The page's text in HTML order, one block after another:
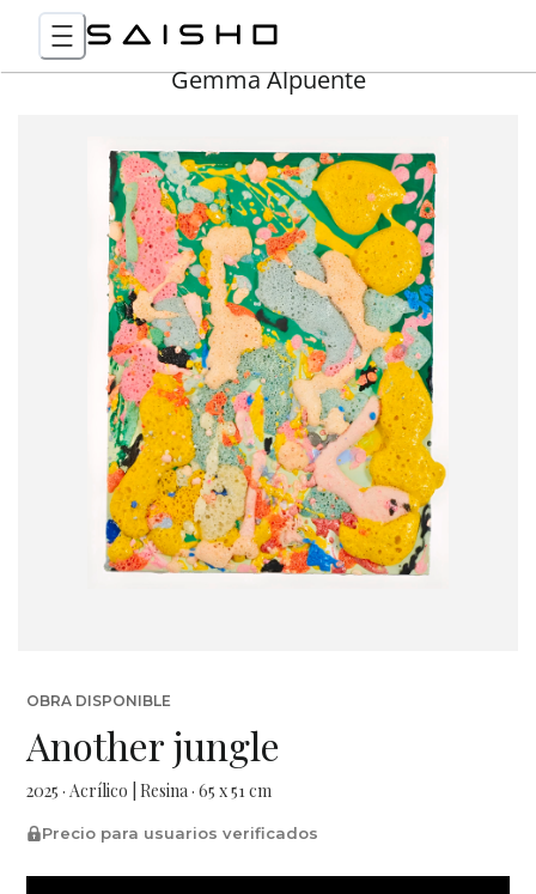
Gemma Alpuente
OBRA DISPONIBLE
Another jungle
2025 · Acrílico | Resina · 65 x 51 cm
Precio para usuarios verificados